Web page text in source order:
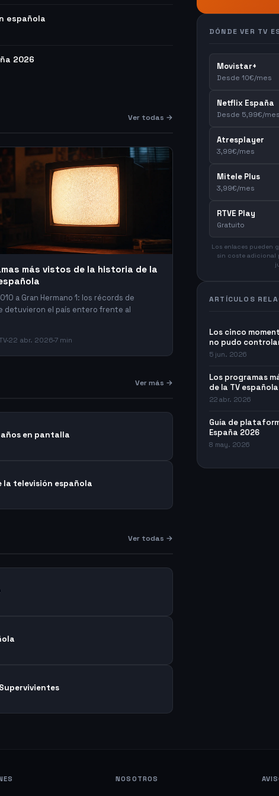
española
2026
Ver todas →
más vistos de la historia de la
a Gran Hermano 1: los récords de
detuvieron el país entero frente al
22 abr. 2026 7 min
Ver más →
en pantalla
la televisión española
Ver todas →
DÓNDE VER TV
Movistar+
Desde 10€/mes
Netflix España
Desde 5,99€/mes
Atresplayer
3,99€/mes
Mitele Plus
3,99€/mes
RTVE Play
Gratuito
Los enlaces pueden
sin coste adicional
ARTÍCULOS
Los cinco
no pudo
5 jun. 2026
Los programas
de la TV española
22 abr. 2026
Guía de
España 2026
8 may. 2026
NOSOTROS